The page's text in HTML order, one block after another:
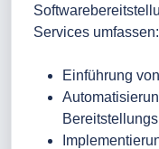
Services umfassen:
Einführung